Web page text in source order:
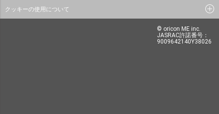
クッキーの使用について
© oricon ME inc.
JASRAC許諾番号：
9009642140Y38026